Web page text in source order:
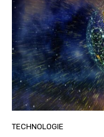
TECHNOLOGIE